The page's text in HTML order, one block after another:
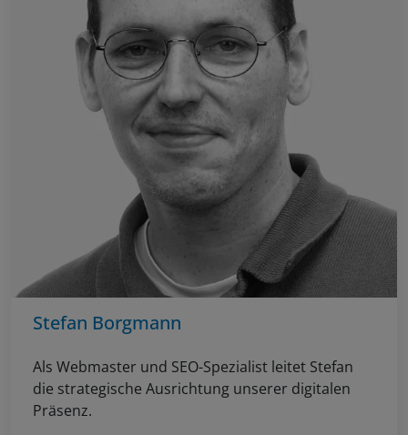
Stefan Borgmann
Als Webmaster und SEO-Spezialist leitet Stefan
die strategische Ausrichtung unserer digitalen
Präsenz.